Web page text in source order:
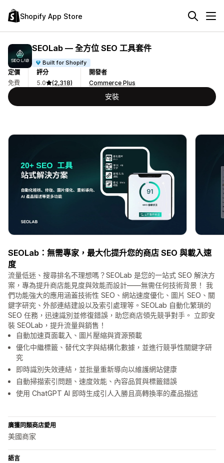
Shopify App Store
SEOLab — 全方位 SEO 工具套件
Built for Shopify
定價
免費
評分
5.0
(2,318)
開發者
Commerce Plus
安裝
SEOLab：無需專家，最大化提升您的商店 SEO 與載入速
度
流量低迷、搜尋排名不理想嗎？SEOLab 是您的一站式 SEO 解決方
案，專為提升商店能見度與效能而設計——無需任何技術背景！ 我
們功能強大的應用涵蓋技術性 SEO、網站速度優化、圖片 SEO、關
鍵字研究、外部連結建設以及索引處理等。SEOLab 自動化繁瑣的
SEO 任務，迅速識別並修復錯誤，助您商店領先競爭對手。 立即安
裝 SEOLab，提升流量與銷售！
自動加速頁面載入、圖片壓縮與資源預載
優化中繼標籤、替代文字與結構化數據，並進行競爭性關鍵字研
究
即時識別失效連結，並批量重新導向以維護網站健康
自動掃描索引問題、速度效能、內容品質與標籤錯誤
使用 ChatGPT AI 即時生成引人入勝且高轉換率的產品描述
廣獲同類商店愛用
美國商家
語言